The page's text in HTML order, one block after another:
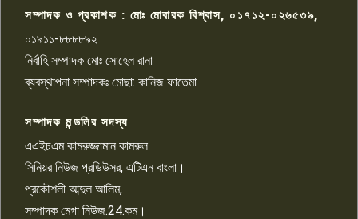
৯
চাঁদাবাজি ও হয়রানির অভিযোগ
১০
সম্পাদক ও প্রকাশক : মোঃ মোবারক বিশ্বাস, ০১৭১২-০২৬৫৩৯,
০১৯১১-৮৮৮৮৯২
নির্বাহি সম্পাদক মোঃ সোহেল রানা
ব্যবস্থাপনা সম্পাদকঃ মোছা: কানিজ ফাতেমা
সম্পাদক মন্ডলির সদস্য
এএইচএম কামরুজ্জামান কামরুল
সিনিয়র নিউজ প্রডিউসর, এটিএন বাংলা।
প্রকৌশলী আব্দুল আলিম,
সম্পাদক মেগা নিউজ.24.কম।